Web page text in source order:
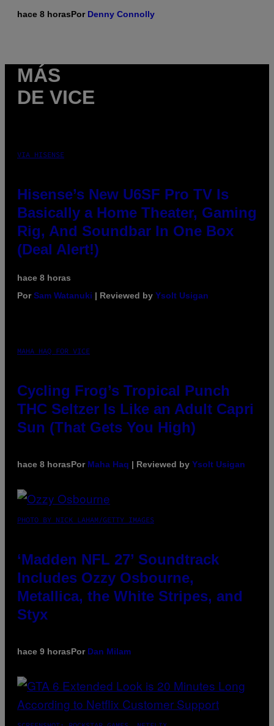
hace 8 horasPor Denny Connolly
MÁS
DE VICE
VIA HISENSE
Hisense’s New U6SF Pro TV Is
Basically a Home Theater, Gaming
Rig, And Soundbar In One Box
(Deal Alert!)
hace 8 horas
PorSam Watanuki | Reviewed by Ysolt Usigan
MAHA HAQ FOR VICE
Cycling Frog’s Tropical Punch
THC Seltzer Is Like an Adult Capri
Sun (That Gets You High)
hace 8 horasPor Maha Haq | Reviewed by Ysolt Usigan
PHOTO BY NICK LAHAM/GETTY IMAGES
‘Madden NFL 27’ Soundtrack
Includes Ozzy Osbourne,
Metallica, the White Stripes, and
Styx
hace 9 horasPor Dan Milam